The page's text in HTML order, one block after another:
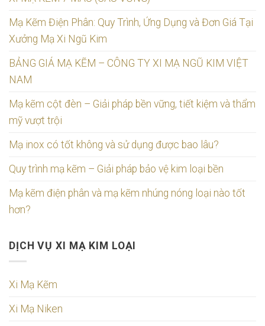
Mạ Kẽm Điện Phân: Quy Trình, Ứng Dụng và Đơn Giá Tại
Xưởng Mạ Xi Ngũ Kim
BẢNG GIÁ MẠ KẼM – CÔNG TY XI MẠ NGŨ KIM VIỆT
NAM
Mạ kẽm cột đèn – Giải pháp bền vững, tiết kiệm và thẩm
mỹ vượt trội
Mạ inox có tốt không và sử dụng được bao lâu?
Quy trình mạ kẽm – Giải pháp bảo vệ kim loại bền
Mạ kẽm điện phân và mạ kẽm nhúng nóng loại nào tốt
hơn?
DỊCH VỤ XI MẠ KIM LOẠI
Xi Mạ Kẽm
Xi Mạ Niken